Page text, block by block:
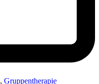
, Gruppentherapie